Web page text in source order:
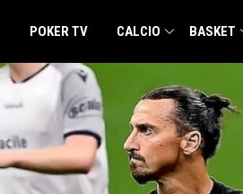
POKER TV CALCIO BASKET